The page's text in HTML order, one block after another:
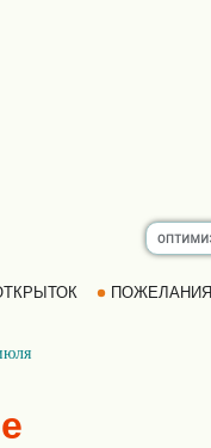
ПОЖЕЛАНИЯ